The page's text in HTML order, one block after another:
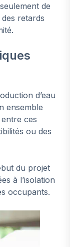
de
retards
d’eau
ensemble
ces
ou des
du projet
à l’isolation
occupants.